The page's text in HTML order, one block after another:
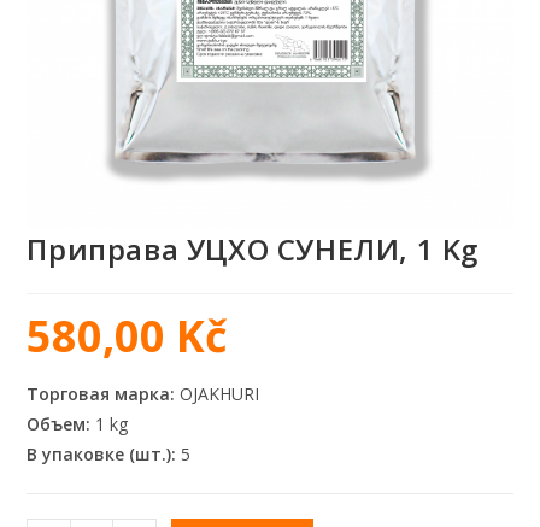
Приправа УЦХО СУНЕЛИ, 1 Kg
580,00 Kč
Торговая марка: OJAKHURI
Объем: 1 kg
В упаковке (шт.): 5